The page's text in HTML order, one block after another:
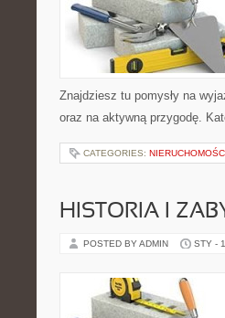
Znajdziesz tu pomysły na
oraz na aktywną przygodę.
CATEGORIES:
HISTORIA I
POSTED BY ADMIN STY -